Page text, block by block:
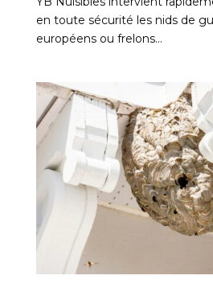
en toute sécurité les nids de
européens ou frelons...